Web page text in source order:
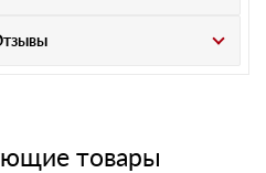
товары